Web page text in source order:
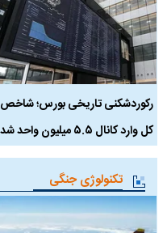
رکوردشکنی تاریخی بورس؛ شاخص
کل وارد کانال ۵.۵ میلیون واحد شد
تکنولوژی جنگی